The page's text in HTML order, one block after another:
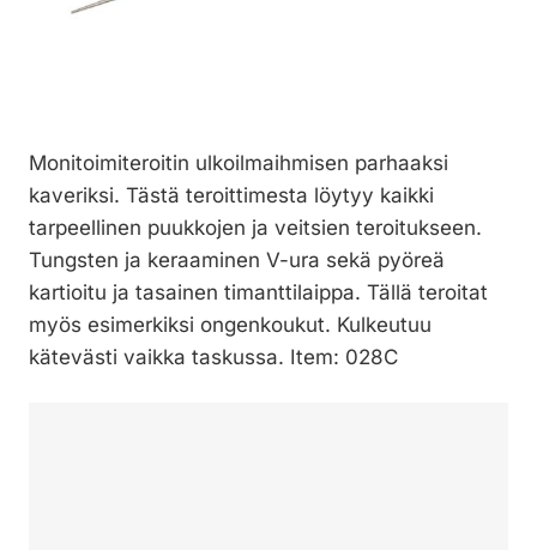
Monitoimiteroitin ulkoilmaihmisen parhaaksi
kaveriksi. Tästä teroittimesta löytyy kaikki
tarpeellinen puukkojen ja veitsien teroitukseen.
Tungsten ja keraaminen V-ura sekä pyöreä
kartioitu ja tasainen timanttilaippa. Tällä teroitat
myös esimerkiksi ongenkoukut. Kulkeutuu
kätevästi vaikka taskussa. Item: 028C